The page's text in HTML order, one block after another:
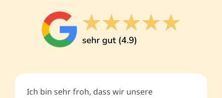
Ich bin sehr froh, dass wir unsere